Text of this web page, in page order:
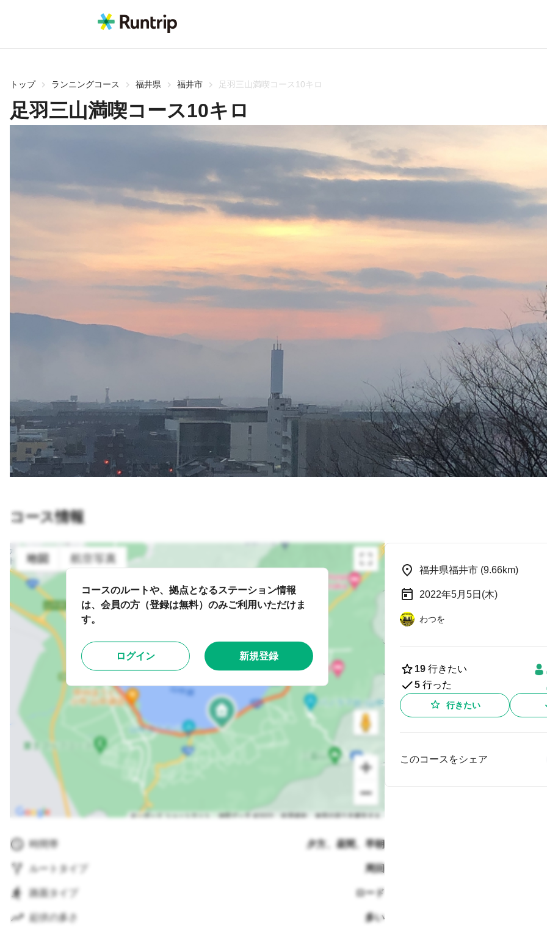
トップ ランニングコース 福井県 福井市 足羽三山満喫コース10キロ
足羽三山満喫コース10キロ
コース情報
時間帯 夕方、昼間、早朝
ルートタイプ 周回
路面タイプ ロード
起伏の多さ 多い
コースのルートや、拠点となるステーション情報
は、会員の方（登録は無料）のみご利用いただけま
す。
ログイン 新規登録
福井県福井市 (9.66km)
2022年5月5日(木)
わつを
19 行きたい
5 行った
行きたい
このコースをシェア